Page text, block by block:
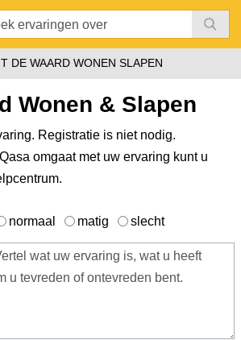
T DE WAARD WONEN SLAPEN
Wonen & Slapen
Registratie is niet nodig.
omgaat met uw ervaring kunt u
.
normaal matig slecht